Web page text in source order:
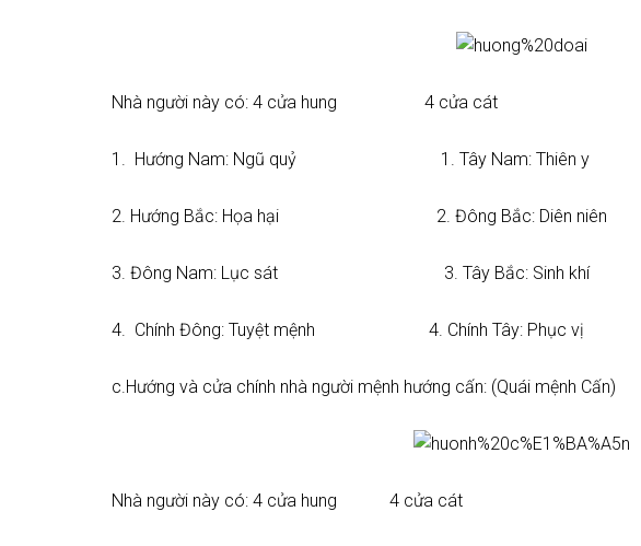
Nhà người này có: 4 cửa hung 4 cửa cát
1. Hướng Nam: Ngũ quỷ 1. Tây Nam: Thiên y
2. Hướng Bắc: Họa hại 2. Đông Bắc: Diên niên
3. Đông Nam: Lục sát 3. Tây Bắc: Sinh khí
4. Chính Đông: Tuyệt mệnh 4. Chính Tây: Phục vị
c.Hướng và cửa chính nhà người mệnh hướng cấn: (Quái mệnh Cấn)
Nhà người này có: 4 cửa hung 4 cửa cát